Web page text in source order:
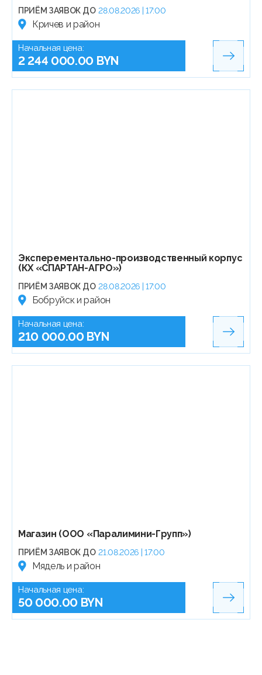
ПРИЁМ ЗАЯВОК ДО 28.08.2026 | 17:00
Кричев и район
Начальная цена:
2 244 000.00 BYN
Эксперементально-производственный корпус
(КХ «СПАРТАН-АГРО»)
ПРИЁМ ЗАЯВОК ДО 28.08.2026 | 17:00
Бобруйск и район
Начальная цена:
210 000.00 BYN
Магазин (ООО «Паралимини-Групп»)
ПРИЁМ ЗАЯВОК ДО 21.08.2026 | 17:00
Мядель и район
Начальная цена:
50 000.00 BYN